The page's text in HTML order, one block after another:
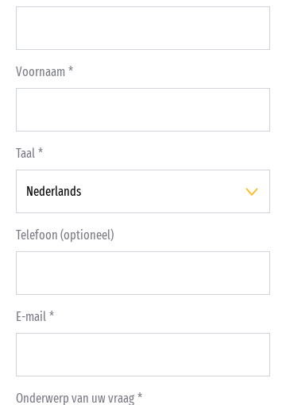
Voornaam
Taal
Telefoon (optioneel)
E-mail
Onderwerp van uw vraag